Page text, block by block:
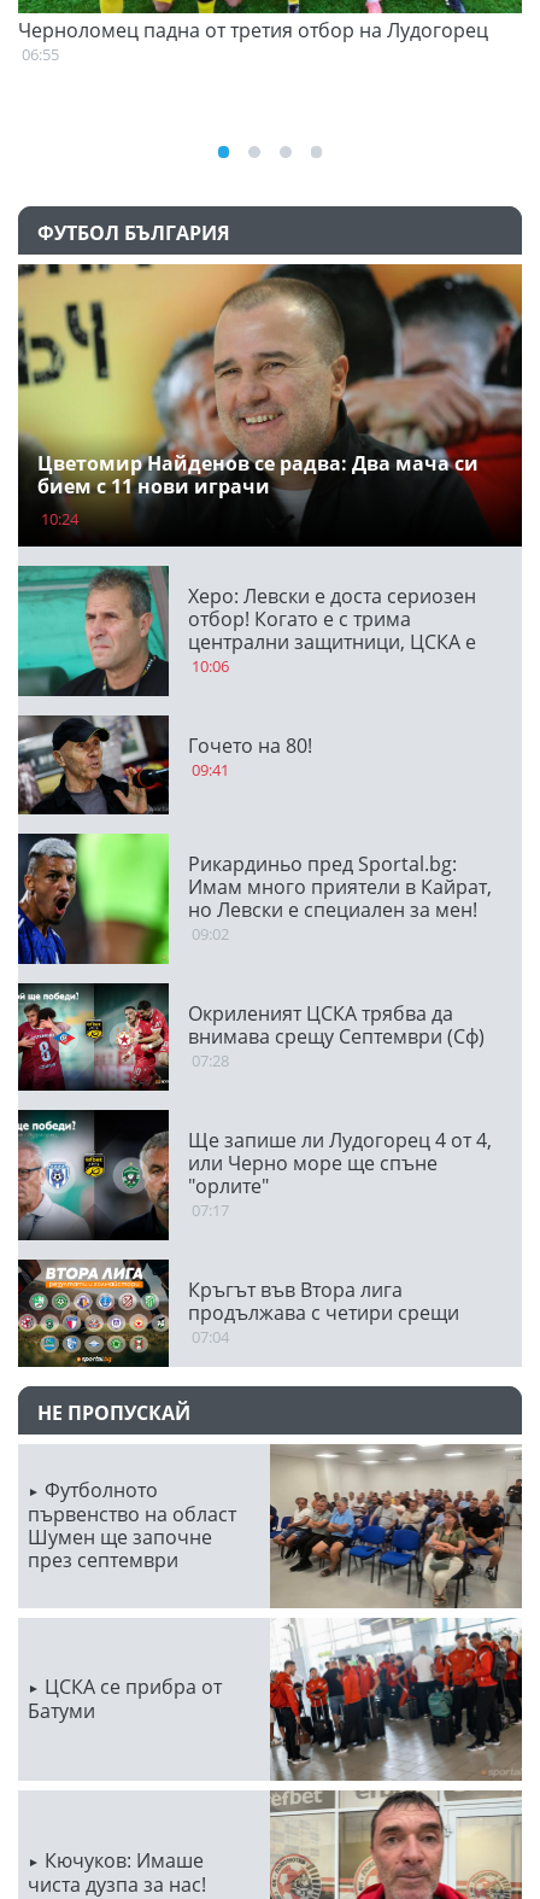
Черноломец падна от третия отбор на Лудогорец
06:55
ФУТБОЛ БЪЛГАРИЯ
Цветомир Найденов се радва: Два мача си
бием с 11 нови играчи
10:24
Херо: Левски е доста сериозен
отбор! Когато е с трима
централни защитници, ЦСКА е
много стабилен
10:06
Гочето на 80!
09:41
Рикардиньо пред Sportal.bg:
Имам много приятели в Кайрат,
но Левски е специален за мен!
09:02
Окриленият ЦСКА трябва да
внимава срещу Септември (Сф)
07:28
Ще запише ли Лудогорец 4 от 4,
или Черно море ще спъне
"орлите"
07:17
Кръгът във Втора лига
продължава с четири срещи
07:04
НЕ ПРОПУСКАЙ
Футболното
първенство на област
Шумен ще започне
през септември
ЦСКА се прибра от
Батуми
Кючуков: Имаше
чиста дузпа за нас!